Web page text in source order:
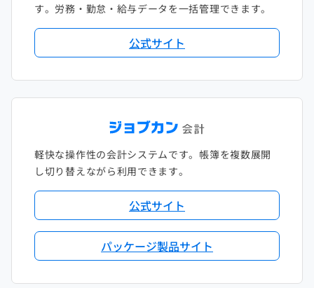
す。労務・勤怠・給与データを一括管理できます。
公式サイト
軽快な操作性の会計システムです。帳簿を複数展開
し切り替えながら利用できます。
公式サイト
パッケージ製品サイト